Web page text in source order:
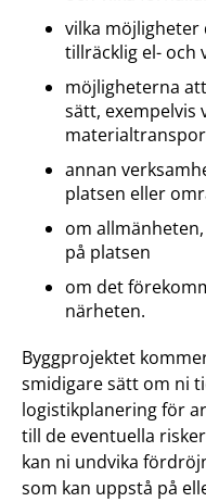
vilka
tillräcklig el-
möjligheterna
sätt, exempelvis
annan
platsen eller
om
på platsen
om det
närheten.
Byggprojektet
smidigare sätt om ni
logistikplanering för
till de eventuella
kan ni undvika
som kan uppstå på